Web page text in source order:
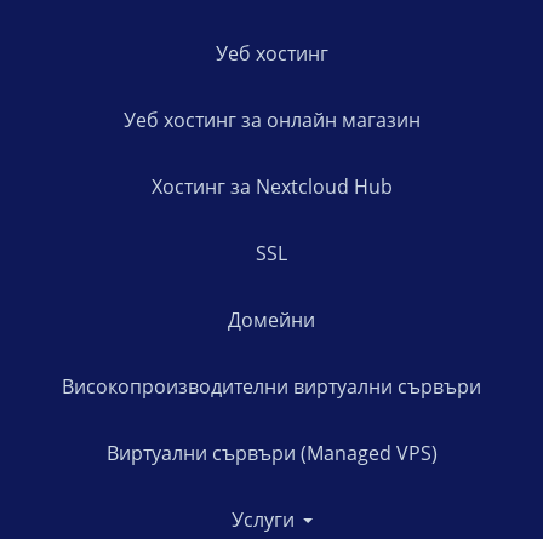
Уеб хостинг
Уеб хостинг за онлайн магазин
Хостинг за Nextcloud Hub
SSL
Домейни
Високопроизводителни виртуални сървъри
Виртуални сървъри (Managed VPS)
Услуги